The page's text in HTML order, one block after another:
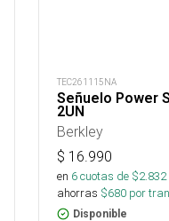
TEC261115NA
Señuelo Power
2UN
Berkley
$ 16.990
en 6cuotas de $2.832
ahorras $680 por
Disponible